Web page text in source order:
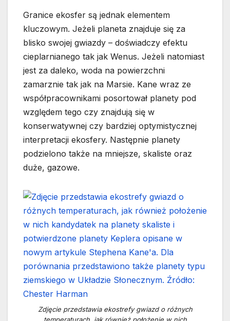
Granice ekosfer są jednak elementem
kluczowym. Jeżeli planeta znajduje się za
blisko swojej gwiazdy – doświadczy efektu
cieplarnianego tak jak Wenus. Jeżeli natomiast
jest za daleko, woda na powierzchni
zamarznie tak jak na Marsie. Kane wraz ze
współpracownikami posortował planety pod
względem tego czy znajdują się w
konserwatywnej czy bardziej optymistycznej
interpretacji ekosfery. Następnie planety
podzielono także na mniejsze, skaliste oraz
duże, gazowe.
Zdjęcie przedstawia ekostrefy gwiazd o różnych